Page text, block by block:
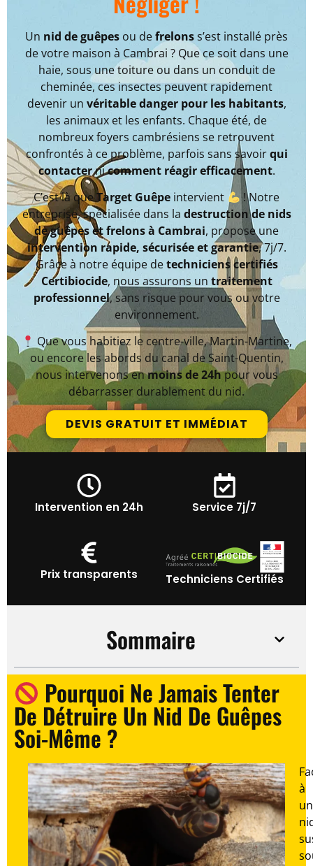
Un nid de guêpes ou defrelonss’est installé près
de votre maison à Cambrai ? Que ce soit dans une
haie, sous une toiture ou dans un conduit de
cheminée, ces insectes peuvent rapidement
devenir un véritable danger pour les habitants,
les animaux et les enfants. Chaque été, de
nombreux foyers cambrésiens se retrouvent
confrontés à ce problème, parfois sans savoirqui
contacternicomment réagir efficacement.
C’est là queTarget Guêpe intervient
! Notre
entreprise, spécialisée dans la destruction de nids
de guêpes et frelons à Cambrai, propose une
intervention rapide, sécurisée et garantie, 7j/7.
Grâce à notre équipe detechniciens certifiés
Certibiocide, nous assurons un traitement
professionnel, sans risque pour vous ou votre
environnement.
Que vous habitiez le centre-ville, Martin-Martine,
ou encore les abords du canal de Saint-Quentin,
nous intervenons enmoins de 24hpour vous
débarrasser durablement du nid.
DEVIS GRATUIT ET IMMÉDIAT
Intervention en 24h Service 7j/7
Prix transparents Techniciens Certifiés
Sommaire
Pourquoi Ne Jamais Tenter
De Détruire Un Nid De Guêpes
Soi-Même ?
à
un